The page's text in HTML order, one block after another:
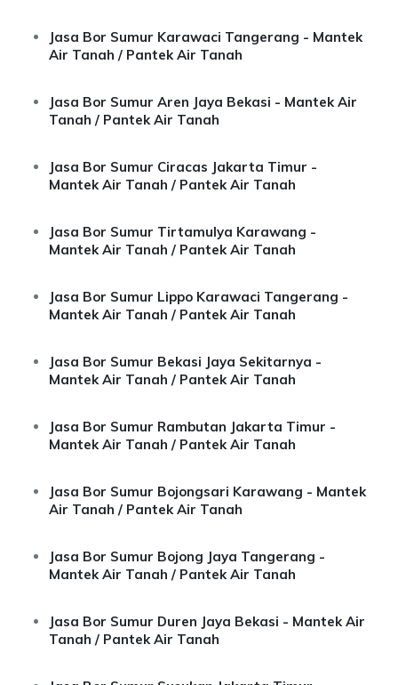
Jasa Bor Sumur Karawaci Tangerang - Mantek
Air Tanah / Pantek Air Tanah
Jasa Bor Sumur Aren Jaya Bekasi - Mantek Air
Tanah / Pantek Air Tanah
Jasa Bor Sumur Ciracas Jakarta Timur -
Mantek Air Tanah / Pantek Air Tanah
Jasa Bor Sumur Tirtamulya Karawang -
Mantek Air Tanah / Pantek Air Tanah
Jasa Bor Sumur Lippo Karawaci Tangerang -
Mantek Air Tanah / Pantek Air Tanah
Jasa Bor Sumur Bekasi Jaya Sekitarnya -
Mantek Air Tanah / Pantek Air Tanah
Jasa Bor Sumur Rambutan Jakarta Timur -
Mantek Air Tanah / Pantek Air Tanah
Jasa Bor Sumur Bojongsari Karawang - Mantek
Air Tanah / Pantek Air Tanah
Jasa Bor Sumur Bojong Jaya Tangerang -
Mantek Air Tanah / Pantek Air Tanah
Jasa Bor Sumur Duren Jaya Bekasi - Mantek Air
Tanah / Pantek Air Tanah